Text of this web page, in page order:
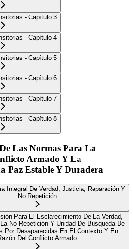
- Capítulo 3
- Capítulo 4
- Capítulo 5
- Capítulo 6
- Capítulo 7
- Capítulo 8
Las Normas Para La
Armado Y La
Paz Estable Y Duradera
Integral De Verdad, Justicia, Reparación Y
No Repetición
Para El Esclarecimiento De La Verdad,
No Repetición Y Unidad De Búsqueda De
Por Desaparecidas En El Contexto Y En
Del Conflicto Armado